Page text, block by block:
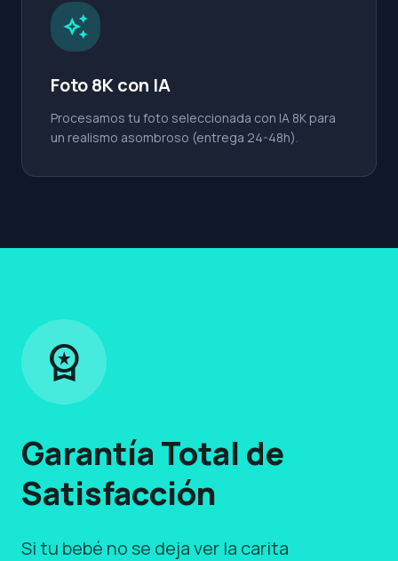
auto_awesome
Foto 8K con IA
Procesamos tu foto seleccionada con IA 8K para
un realismo asombroso (entrega 24-48h).
workspace_premium
Garantía Total de
Satisfacción
Si tu bebé no se deja ver la carita